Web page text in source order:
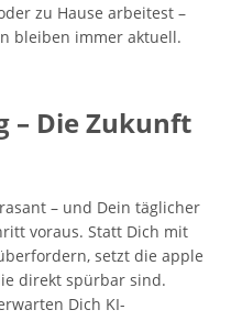
zu Hause arbeitest –
bleiben immer aktuell.
– Die Zukunft
– und Dein täglicher
voraus. Statt Dich mit
setzt die apple
direkt spürbar sind.
Dich KI-